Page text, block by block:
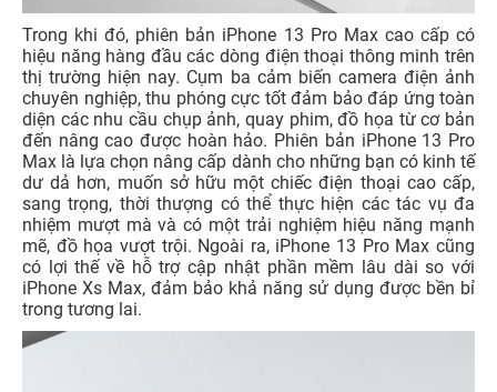
Trong khi đó, phiên bản iPhone 13 Pro Max cao cấp có
hiệu năng hàng đầu các dòng điện thoại thông minh trên
thị trường hiện nay. Cụm ba cảm biến camera điện ảnh
chuyên nghiệp, thu phóng cực tốt đảm bảo đáp ứng toàn
diện các nhu cầu chụp ảnh, quay phim, đồ họa từ cơ bản
đến nâng cao được hoàn hảo. Phiên bản iPhone 13 Pro
Max là lựa chọn nâng cấp dành cho những bạn có kinh tế
dư dả hơn, muốn sở hữu một chiếc điện thoại cao cấp,
sang trọng, thời thượng có thể thực hiện các tác vụ đa
nhiệm mượt mà và có một trải nghiệm hiệu năng mạnh
mẽ, đồ họa vượt trội. Ngoài ra, iPhone 13 Pro Max cũng
có lợi thế về hỗ trợ cập nhật phần mềm lâu dài so với
iPhone Xs Max, đảm bảo khả năng sử dụng được bền bỉ
trong tương lai.